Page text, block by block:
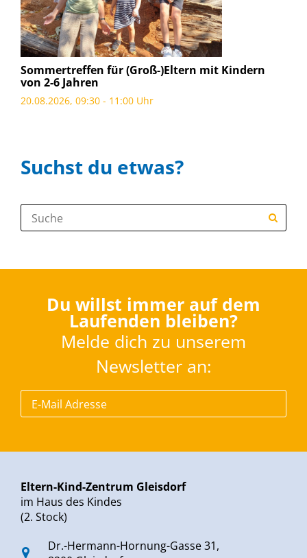
Sommertreffen für (Groß-)Eltern mit Kindern
von 2-6 Jahren
20.08.2026, 09:30 - 11:00 Uhr
Suchst du etwas?
Suche:
Du willst immer auf dem
Laufenden bleiben?
Melde dich zu unserem
Newsletter an:
Eltern-Kind-Zentrum Gleisdorf
im Haus des Kindes
(2. Stock)
Dr.-Hermann-Hornung-Gasse 31,